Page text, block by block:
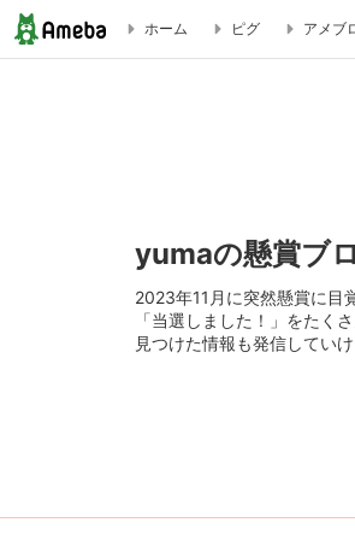
懸賞情報☆コモディイイダ サントリ
ホーム ピグ アメブ
yumaの懸賞ブ
2023年11月に突然懸賞に目
「当選しました！」をたく
見つけた情報も発信していけ